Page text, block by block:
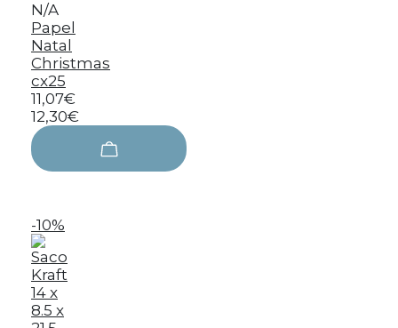
N/A
Papel
Natal
Christmas
cx25
11,07€
12,30€
-10%